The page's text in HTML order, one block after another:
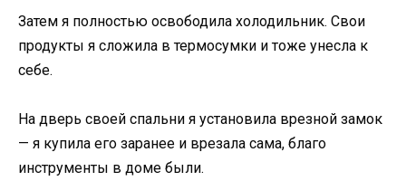
Затем я полностью освободила холодильник. Свои
продукты я сложила в термосумки и тоже унесла к
себе.
На дверь своей спальни я установила врезной замок
— я купила его заранее и врезала сама, благо
инструменты в доме были.